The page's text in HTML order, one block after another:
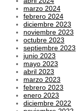
marzo 2024
febrero 2024
diciembre 2023
noviembre 2023
octubre 2023
septiembre 2023
junio 2023
mayo 2023
abril 2023
marzo 2023
febrero 2023
enero 2023
diciembre 2022